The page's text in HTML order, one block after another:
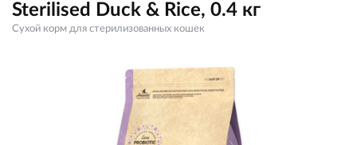
Sterilised Duck & Rice, 0.4 кг
Сухой корм для стерилизованных кошек